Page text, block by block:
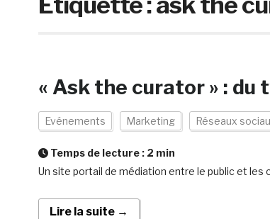
« Ask the curator » : du
Evénements Marketing Réseaux
Temps de lecture : 2 min
Un site portail de médiation entre le public et les
Lire la suite →